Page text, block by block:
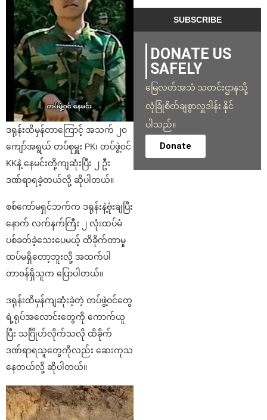
ဒရုန်းထိမှန်တာကြောင့် အသက် ၂၀
ကျော်အရွယ် တပ်စုမှူး PK၊ တပ်ဖွဲ့၀င်
KKနဲ့ နေမင်းတို့ကျဆုံးပြီး ၂ ဦး
ဒဏ်ရာရခဲ့တယ်လို့ ဆိုပါတယ်။
စစ်ကော်မရှင်ဘက်က ဒရုန်းနဲ့ဗုံးချပြီး
နောက် လက်နက်ကြီး ၂ လုံးထပ်မံ
ပစ်ခတ်ခဲ့သေးပေမယ့် ထိခိုက်တာမှု
ထပ်မရှိတော့ဘူးလို့ အထက်ပါ
တာ၀န်ရှိသူက ပြောပါတယ်။
ဒရုန်းထိမှန်ကျဆုံးခဲ့တဲ့ တပ်ဖွဲ့ဝင်တွေ
ရဲ့ရုပ်အလောင်းတွေကို ကောက်ယူ
ပြီး သင်္ဂြိုဟ်လိုက်သလို ထိခိုက်
ဒဏ်ရာရသူတွေကိုလည်း ဆေးကုသ
နေတယ်လို့ ဆိုပါတယ်။
DONATE US
SAFELY
မြေလတ်အသံ သတင်းဌာနသို့
လုံခြုံစိတ်ချစွာလှူဒါန်း နိုင်
ပါသည်။
Donate